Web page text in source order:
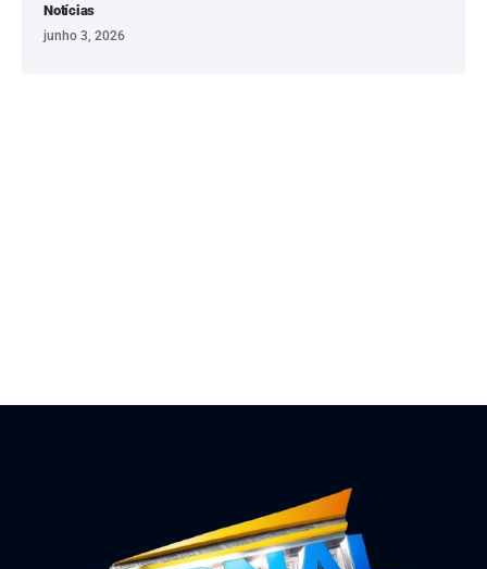
Notícias
junho 3, 2026